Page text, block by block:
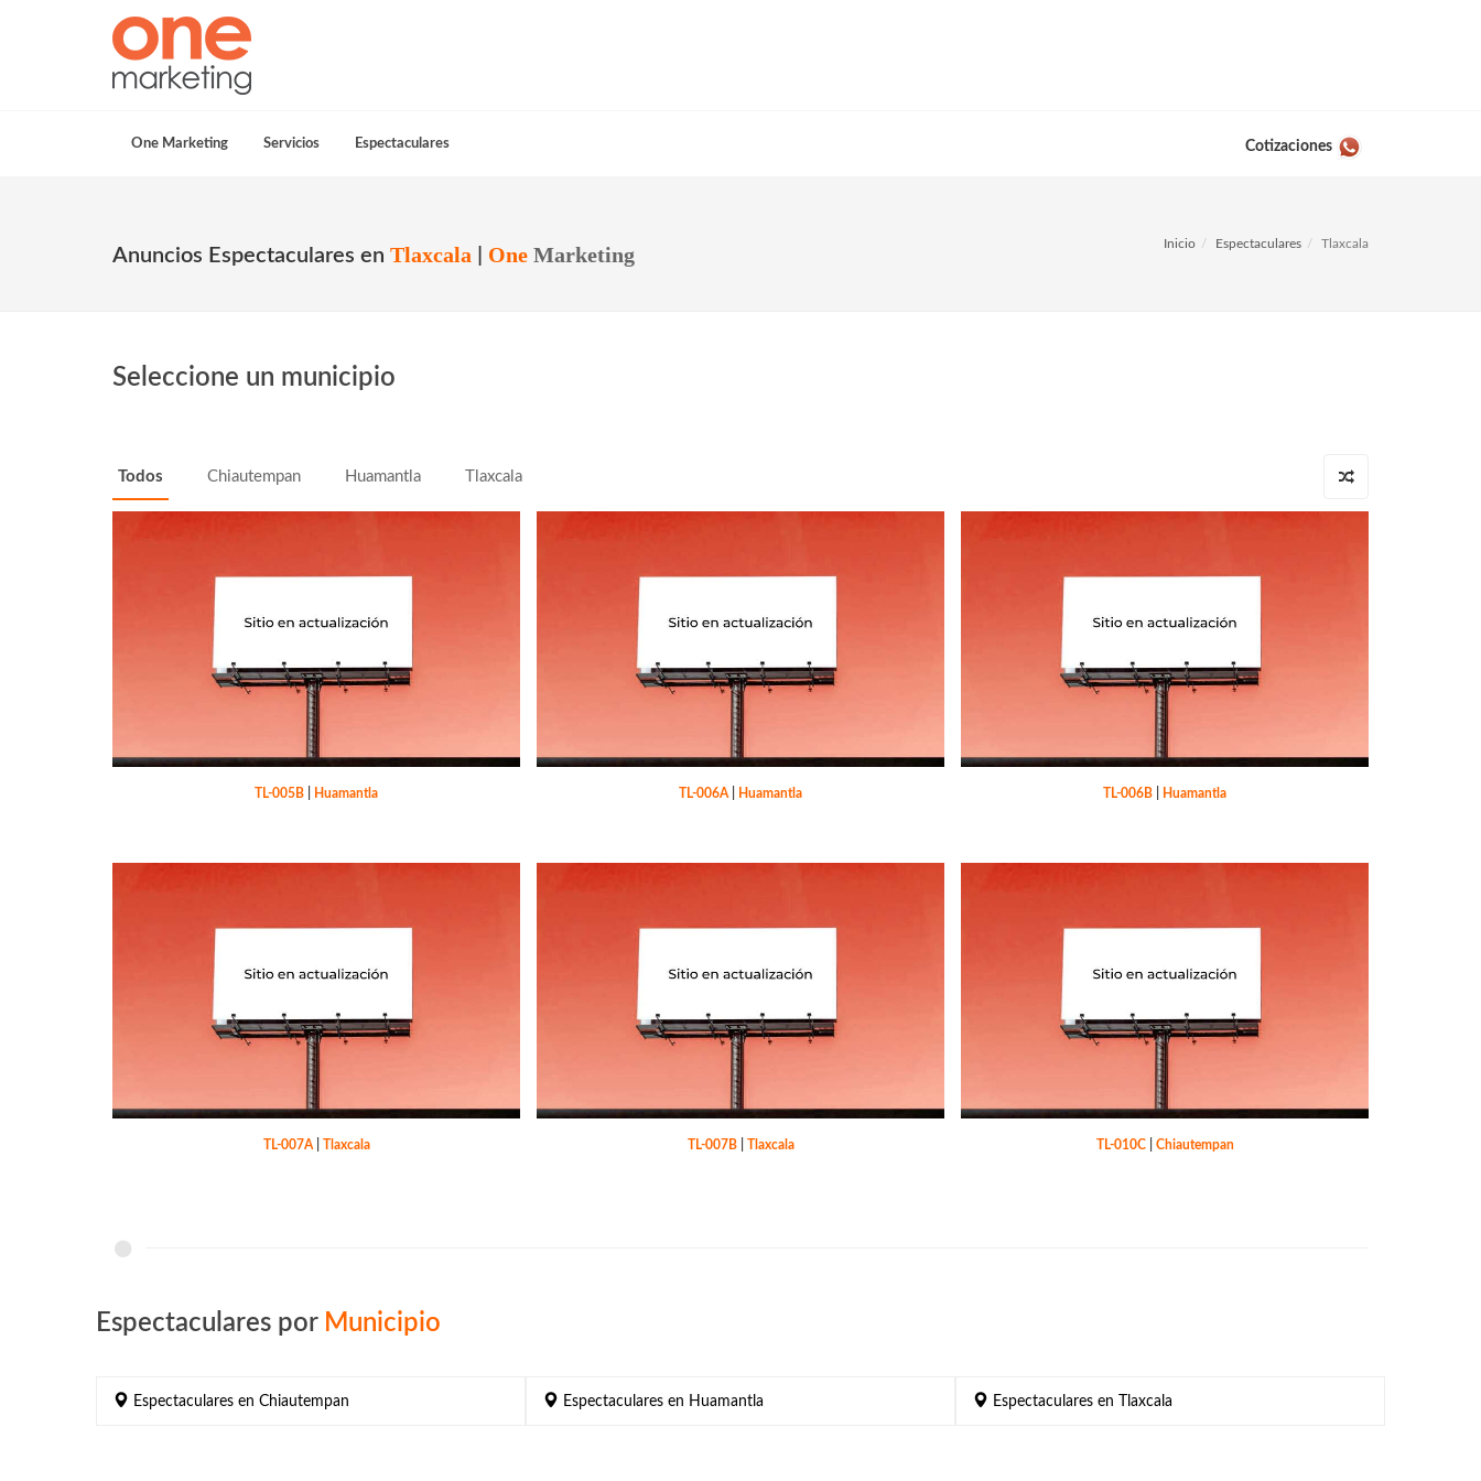
One Marketing Servicios Espectaculares Cotizaciones
Anuncios Espectaculares en Tlaxcala One Marketing Inicio Espectaculares Tlaxcala
Seleccione un municipio
Todos Chiautempan Huamantla Tlaxcala
TL-005B Huamantla TL-006A Huamantla TL-006B Huamantla
TL-007A| Tlaxcala TL-007B| Tlaxcala TL-010C| Chiautempan
Espectaculares por Municipio
Espectaculares en Chiautempan Espectaculares en Huamantla Espectaculares en Tlaxcala